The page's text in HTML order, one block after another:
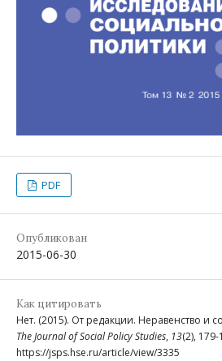
PDF
Опубликован
2015-06-30
Как цитировать
Нет. (2015). От редакции. Неравенство и
The Journal of Social Policy Studies, 13(2),
https://jsps.hse.ru/article/view/3335